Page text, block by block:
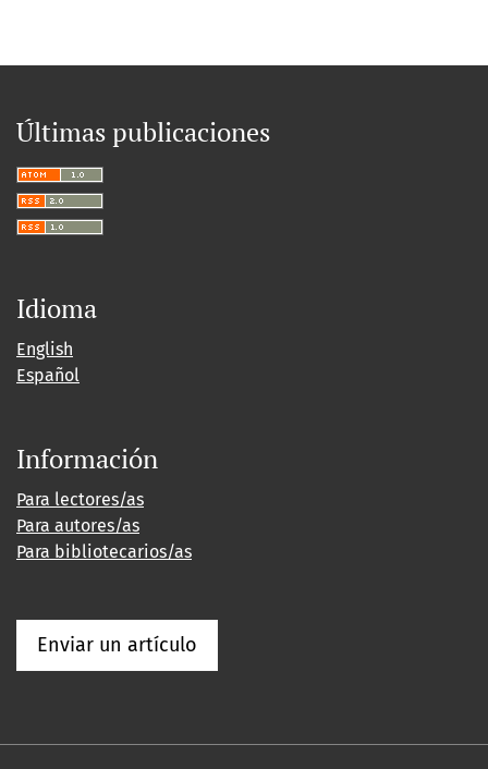
Últimas publicaciones
Idioma
English
Español
Información
Para lectores/as
Para autores/as
Para bibliotecarios/as
Enviar un artículo